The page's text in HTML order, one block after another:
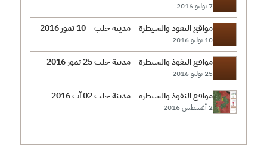
7 يوليو 2016
مواقع النفوذ والسيطرة – مدينة حلب – 10 تموز 2016
10 يوليو 2016
مواقع النفوذ والسيطرة – مدينة حلب 25 تموز 2016
25 يوليو 2016
مواقع النفوذ والسيطرة – مدينة حلب 02 آب 2016
2 أغسطس 2016